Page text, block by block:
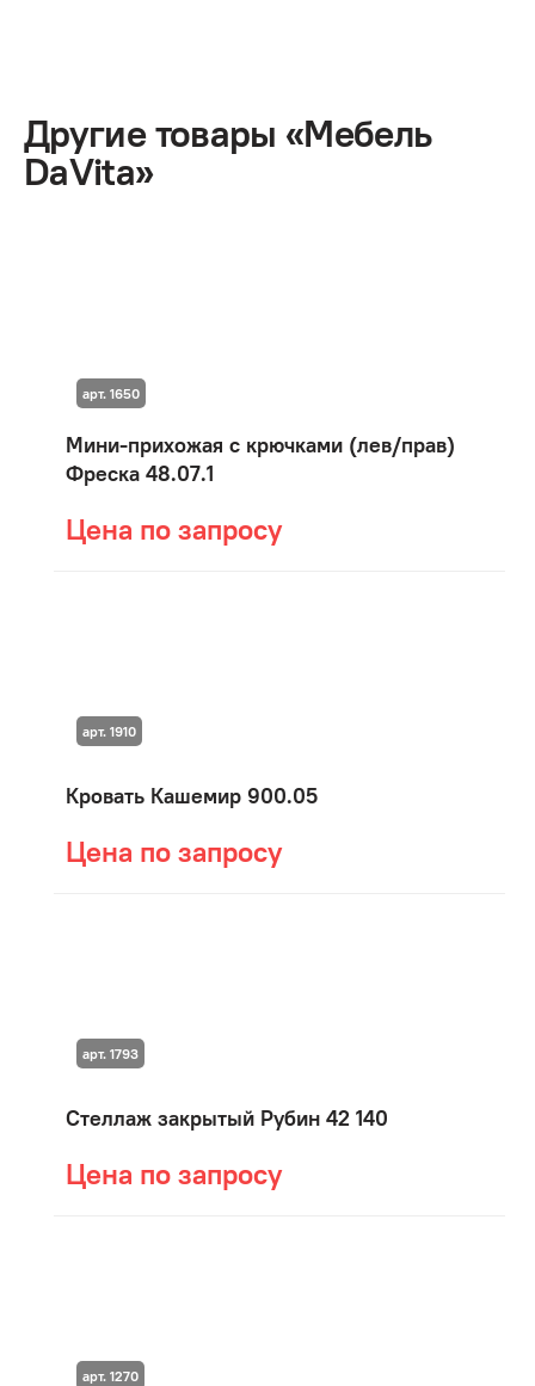
Другие товары «Мебель
DaVita»
Мини-прихожая с крючками (лев/прав)
Фреска 48.07.1
Цена по запросу
арт. 1650
Кровать Кашемир 900.05
Цена по запросу
арт. 1910
Стеллаж закрытый Рубин 42 140
Цена по запросу
арт. 1793
арт. 1270